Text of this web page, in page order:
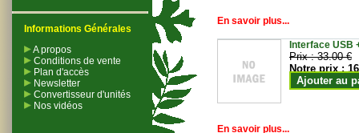
Informations Générales
A propos
Conditions de vente
Plan d'accès
Newsletter
Convertisseur d'unités
Nos vidéos
En savoir plus...
Interface USB
Prix :33.00 €
Notre prix :
Ajouter au
En savoir plus...